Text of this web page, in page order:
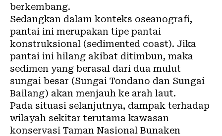
berkembang.
Sedangkan dalam konteks oseanografi,
pantai ini merupakan tipe pantai
konstruksional (sedimented coast). Jika
pantai ini hilang akibat ditimbun, maka
sedimen yang berasal dari dua mulut
sungai besar (Sungai Tondano dan Sungai
Bailang) akan menjauh ke arah laut.
Pada situasi selanjutnya, dampak terhadap
wilayah sekitar terutama kawasan
konservasi Taman Nasional Bunaken